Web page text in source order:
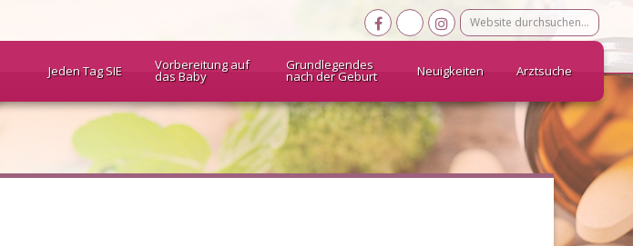
Website
durchsuchen…
Jeden Tag SIE Vorbereitung auf
das Baby
Grundlegendes
nach der Geburt Neuigkeiten Arztsuche